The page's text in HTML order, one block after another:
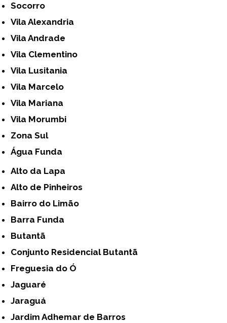
Socorro
Vila Alexandria
Vila Andrade
Vila Clementino
Vila Lusitania
Vila Marcelo
Vila Mariana
Vila Morumbi
Zona Sul
Água Funda
Alto da Lapa
Alto de Pinheiros
Bairro do Limão
Barra Funda
Butantã
Conjunto Residencial Butantã
Freguesia do Ó
Jaguaré
Jaraguá
Jardim Adhemar de Barros